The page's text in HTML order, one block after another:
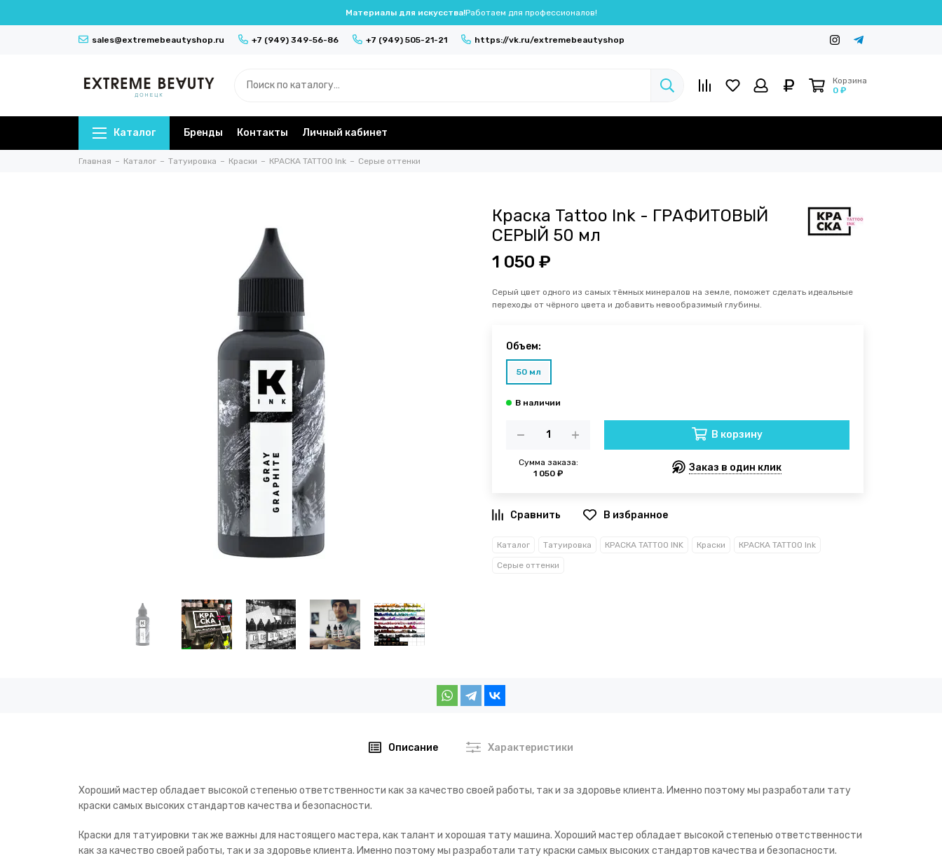
Материалы для искусства!Работаем для профессионалов!
sales@extremebeautyshop.ru +7 (949) 349-56-86 +7 (949) 505-21-21 https://vk.ru/extremebeautyshop
Корзина
0 ₽
Каталог Бренды Контакты Личный кабинет
Главная Каталог Татуировка Краски КРАСКА TATTOO Ink Серые оттенки
Краска Tattoo Ink - ГРАФИТОВЫЙ
СЕРЫЙ 50 мл
1 050 ₽
Серый цвет одного из самых тёмных минералов на земле, поможет сделать идеальные
переходы от чёрного цвета и добавить невообразимый глубины.
Объем:
50 мл
Сумма заказа:
1 050 ₽
В корзину
Заказ в один клик
В избранное
Каталог Татуировка КРАСКА TATTOO INK Краски КРАСКА TATTOO Ink
Серые оттенки
Описание Характеристики
Хороший мастер обладает высокой степенью ответственности как за качество своей работы, так и за здоровье клиента. Именно поэтому мы разработали тату
краски самых высоких стандартов качества и безопасности.
Краски для татуировки так же важны для настоящего мастера, как талант и хорошая тату машина. Хороший мастер обладает высокой степенью ответственности
как за качество своей работы, так и за здоровье клиента. Именно поэтому мы разработали тату краски самых высоких стандартов качества и безопасности.